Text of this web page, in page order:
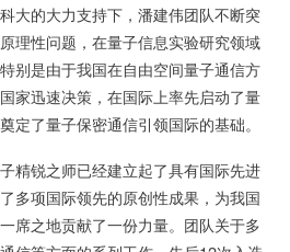
大的大力支持下，潘建伟团队不断突
理性问题，在量子信息实验研究领域
别是由于我国在自由空间量子通信方
家迅速决策，在国际上率先启动了量
定了量子保密通信引领国际的基础。
精锐之师已经建立起了具有国际先进
多项国际领先的原创性成果，为我国
席之地贡献了一份力量。团队关于多